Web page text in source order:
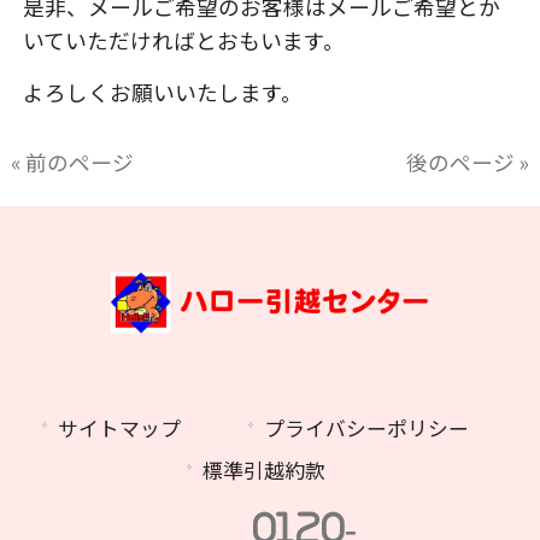
是非、メールご希望のお客様はメールご希望とか
いていただければとおもいます。
よろしくお願いいたします。
« 前のページ 後のページ »
サイトマップ
プライバシーポリシー
標準引越約款
0120-